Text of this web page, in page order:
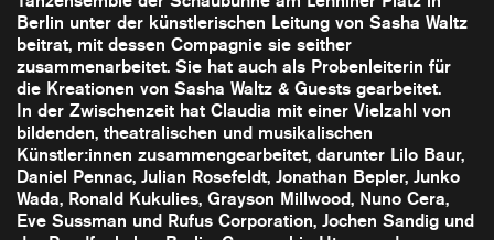
Berlin unter der künstlerischen Leitung von Sasha Waltz
beitrat, mit dessen Compagnie sie seither
zusammenarbeitet. Sie hat auch als Probenleiterin für
die Kreationen von Sasha Waltz & Guests gearbeitet.
In der Zwischenzeit hat Claudia mit einer Vielzahl von
bildenden, theatralischen und musikalischen
Künstler:innen zusammengearbeitet, darunter Lilo Baur,
Daniel Pennac, Julian Rosefeldt, Jonathan Bepler, Junko
Wada, Ronald Kukulies, Grayson Millwood, Nuno Cera,
Eve Sussman und Rufus Corporation, Jochen Sandig und